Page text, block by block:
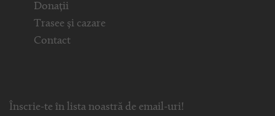
Donații
Trasee și cazare
Contact
Înscrie-te în lista noastră de email-uri!